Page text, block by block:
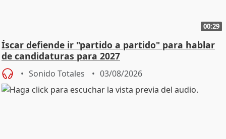
00:29
Íscar defiende ir "partido a partido" para hablar
de candidaturas para 2027
Sonido Totales 03/08/2026